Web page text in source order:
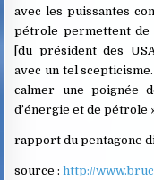
avec les puissantes
pétrole permettent de
[du président des
avec un tel
calmer une poignée
d’énergie et de pétrole
rapport du pentagone
source :http://